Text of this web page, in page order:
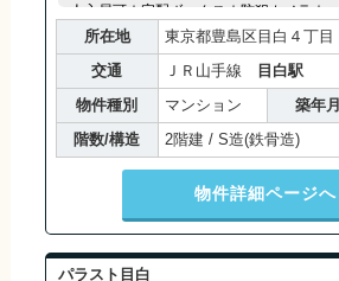
人入居可☆宅配ボックス☆防犯カメラ☆
所在地
東京都豊島区目白４丁目
交通
ＪＲ山手線
目白駅
物件種別
マンション 築年月
階数/構造
2階建 / S造(鉄骨造)
物件詳細ページへ
パラスト目白